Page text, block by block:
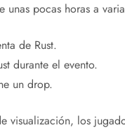
pocas horas a
de Rust.
durante el evento.
un drop.
visualización, los